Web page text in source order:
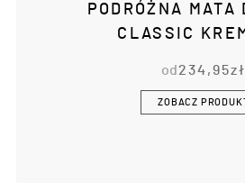
PODRÓŻNA MATA
CLASSIC
od 234,95zł
ZOBACZ